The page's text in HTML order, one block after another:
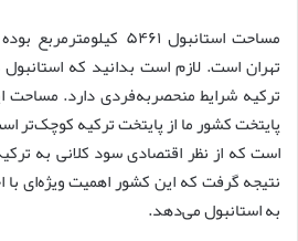
تهران است. لازم است بدانید که
ترکیه شرایط منحصربه‌فردی دارد. مساحت
پایتخت کشور ما از پایتخت ترکیه کوچک‌تر
است که از نظر اقتصادی سود کلانی به
نتیجه گرفت که این کشور اهمیت ویژه‌ای
به استانبول می‌دهد.